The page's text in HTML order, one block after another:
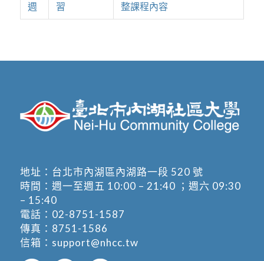
週
習
整課程內容
地址： 台北市內湖區內湖路一段 520 號
時間：週一至週五 10:00 – 21:40 ；週六 09:30
– 15:40
電話： 02-8751-1587
傳真：8751-1586
信箱： support@nhcc.tw